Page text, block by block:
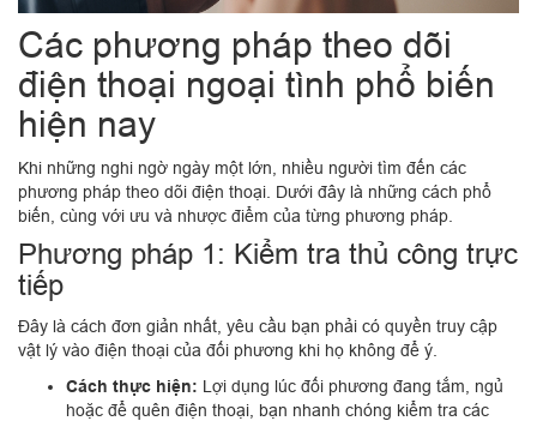
Các phương pháp theo dõi
điện thoại ngoại tình phổ biến
hiện nay
Khi những nghi ngờ ngày một lớn, nhiều người tìm đến các
phương pháp theo dõi điện thoại. Dưới đây là những cách phổ
biến, cùng với ưu và nhược điểm của từng phương pháp.
Phương pháp 1: Kiểm tra thủ công trực
tiếp
Đây là cách đơn giản nhất, yêu cầu bạn phải có quyền truy cập
vật lý vào điện thoại của đối phương khi họ không để ý.
Cách thực hiện: Lợi dụng lúc đối phương đang tắm, ngủ
hoặc để quên điện thoại, bạn nhanh chóng kiểm tra các